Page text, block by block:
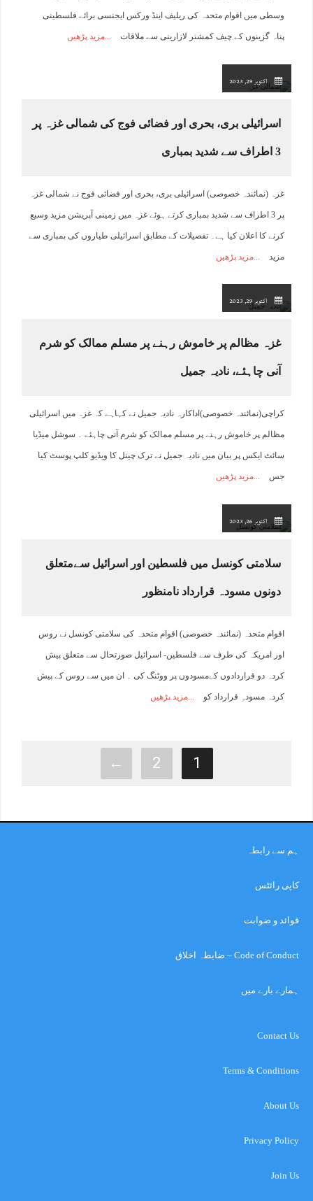
وسطی میں اقوام متحدہ کی ریلیف اینڈ ورکس ایجنسی برائے فلسطینی
پناہ گزینوں کے چیف کمشنر لازارینی سے ملاقات مزید پڑھیں
اکتوبر 29, 2023
اسرائیلی بری، بحری اور فضائی فوج کی شمالی غزہ پر
3 اطراف سے شدید بمباری
غزہ (نمائندہ خصوصی) اسرائیلی بری، بحری اور فضائی فوج نے شمالی غزہ
پر 3 اطراف سے شدید بمباری کرتے ہوئے غزہ میں زمینی آپریشن مزید وسیع
کرنے کا اعلان کیا ہے۔ تفصیلات کے مطابق اسرائیلی طیاروں کی بمباری سے
مزید مزید پڑھیں
اکتوبر 29, 2023
غزہ مظالم پر خاموش رہنے پر مسلم ممالک کو شرم
آنی چاہئے، نادیہ جمیل
کراچی(نمائندہ خصوصی)اداکارہ نادیہ جمیل نے کہاہے کہ غزہ میں اسرائیلی
مظالم پر خاموش رہنے پر مسلم ممالک کو شرم آنی چاہئے ۔ سوشل میڈیا
سائٹ ایکس پر بیان میں نادیہ جمیل نے ترک چینل کا ویڈیو کلپ پوسٹ کیا
جس مزید پڑھیں
اکتوبر 26, 2023
سلامتی کونسل میں فلسطین اور اسرائیل سےمتعلق
دونوں مسودہ قرارداد نامنظور
اقوام متحدہ (نمائندہ خصوصی) اقوام متحدہ کی سلامتی کونسل نے روس
اور امریکہ کی طرف سے فلسطین- اسرائیل صورتحال سے متعلق پیش
کردہ دو قراردادوں کےمسودوں پر ووٹنگ کی ۔ ان میں سے روس کے پیش
کردہ مسودہِ قرارداد کو مزید پڑھیں
1
2
←
ہم سے رابطہ
کاپی رائٹس
قوائد و ضوابت
Code of Conduct – ضابطہ اخلاق
ہمارے بارے میں
Contact Us
Terms & Conditions
About Us
Privacy Policy
Join Us